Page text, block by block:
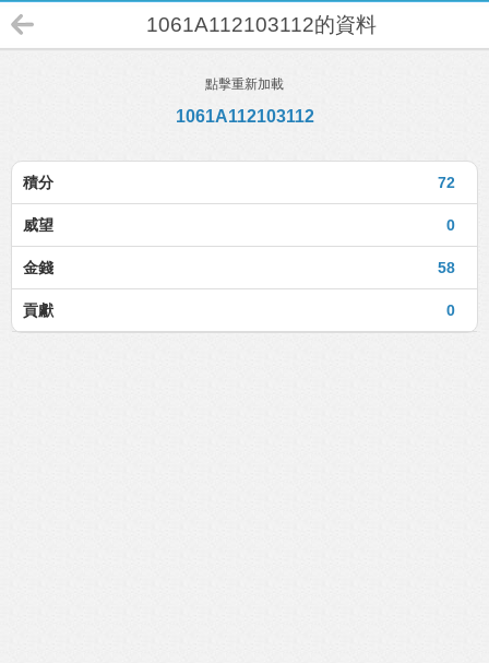
1061A112103112的資料
點擊重新加載
1061A112103112
72
積分
0
威望
58
金錢
0
貢獻